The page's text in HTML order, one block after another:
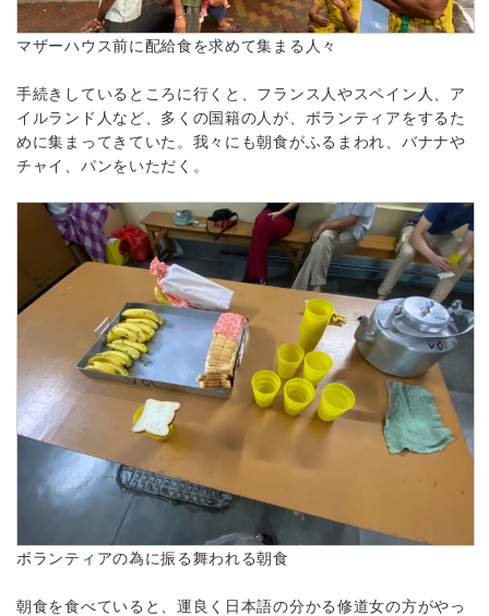
マザーハウス前に配給食を求めて集まる人々
手続きしているところに行くと、フランス人やスペイン人、ア
イルランド人など、多くの国籍の人が、ボランティアをするた
めに集まってきていた。我々にも朝食がふるまわれ、バナナや
チャイ、パンをいただく。
ボランティアの為に振る舞われる朝食
朝食を食べていると、運良く日本語の分かる修道女の方がやっ